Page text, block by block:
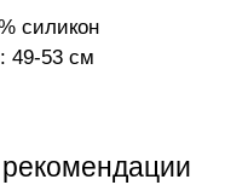
силикон
49-53 см